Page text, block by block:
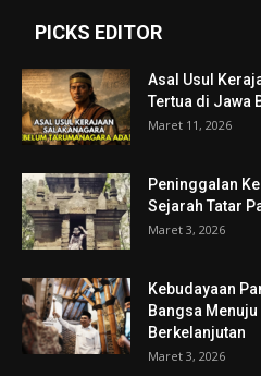
PICKS EDITOR
Asal Usul
Tertua di Jawa
Maret 11, 2026
Peninggalan
Sejarah Tatar
Maret 3, 2026
Kebudayaan
Bangsa
Berkelanjutan
Maret 3, 2026